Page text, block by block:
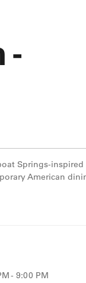
-
Springs-inspired
American
- 9:00 PM